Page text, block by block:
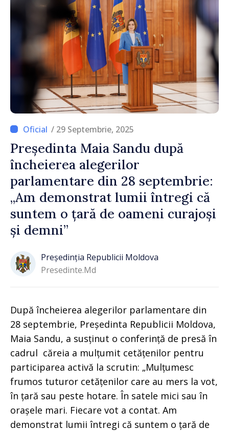
/ 29 Septembrie, 2025
Președinta Maia Sandu după
încheierea alegerilor
parlamentare din 28 septembrie:
„Am demonstrat lumii întregi că
suntem o țară de oameni curajoși
și demni”
Președinția Republicii Moldova
Presedinte.md
După încheierea alegerilor parlamentare din
28 septembrie, Președinta Republicii Moldova,
Maia Sandu, a susținut o conferință de presă în
cadrul căreia a mulțumit cetățenilor pentru
participarea activă la scrutin: „Mulțumesc
frumos tuturor cetățenilor care au mers la vot,
în țară sau peste hotare. În satele mici sau în
orașele mari. Fiecare vot a contat. Am
demonstrat lumii întregi că suntem o țară de